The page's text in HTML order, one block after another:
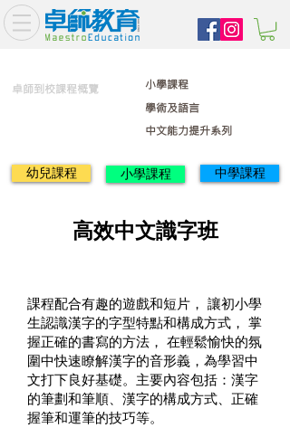
卓師到校課程概覽
學術及語言
中文能力提升系列
小學課程
幼兒課程 小學課程 中學課程
課程配合有趣的遊戲和短片， 讓初小學
生認識漢字的字型特點和構成方式， 掌
握正確的書寫的方法， 在輕鬆愉快的氛
圍中快速瞭解漢字的音形義，為學習中
文打下良好基礎。主要內容包括：漢字
的筆劃和筆順、漢字的構成方式、正確
握筆和運筆的技巧等。
高效中文識字班